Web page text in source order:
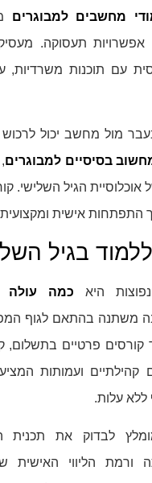
מחשבים למבוגרים
אפשרויות תעסוקה.
עם תוכנות משרדיות,
מול מחשב יכול
בסיסיים למבוגרים
אוכלוסיית הגיל השלישי.
אישית
בגיל
היא כמה עולה
משתנה בהתאם לגוף
קורסים פרטיים בתשלום,
קהילתיים ועמותות
ללא עלות.
לבדוק את תכנית
ורמת הליווי האישית